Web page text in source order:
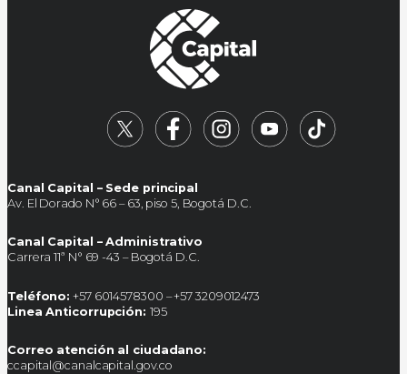
Canal Capital – Sede principal
Av. El Dorado N° 66 – 63, piso 5, Bogotá D.C.
Canal Capital – Administrativo
Carrera 11ª N° 69 -43 – Bogotá D.C.
Teléfono: +57 6014578300 – +57 3209012473
Linea Anticorrupción: 195
Correo atención al ciudadano:
ccapital@canalcapital.gov.co